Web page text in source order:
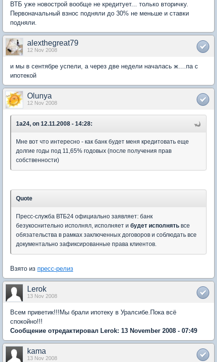
ВТБ уже новострой вообще не кредитует... только вторичку.
Первоначальный взнос подняли до 30% не меньше и ставки
подняли.
alexthegreat79
12 Nov 2008
и мы в сентябре успели, а через две недели началась ж....па с
ипотекой
Olunya
12 Nov 2008
1a24, on 12.11.2008 - 14:28:
Мне вот что интересно - как банк будет меня кредитовать еще
долгие годы под 11,65% годовых (после получения прав
собственности)
Quote
Пресс-служба ВТБ24 официально заявляет: банк
безукоснительно исполнял, исполняет и будет исполнять все
обязательства в рамках заключенных договоров и соблюдать все
документально зафиксированные права клиентов.
Взято из пресс-релиз
Lerok
13 Nov 2008
Всем приветик!!!Мы брали ипотеку в Уралсибе.Пока всё
спокойно!!!
Сообщение отредактировал Lerok: 13 November 2008 - 07:49
kama
13 Nov 2008